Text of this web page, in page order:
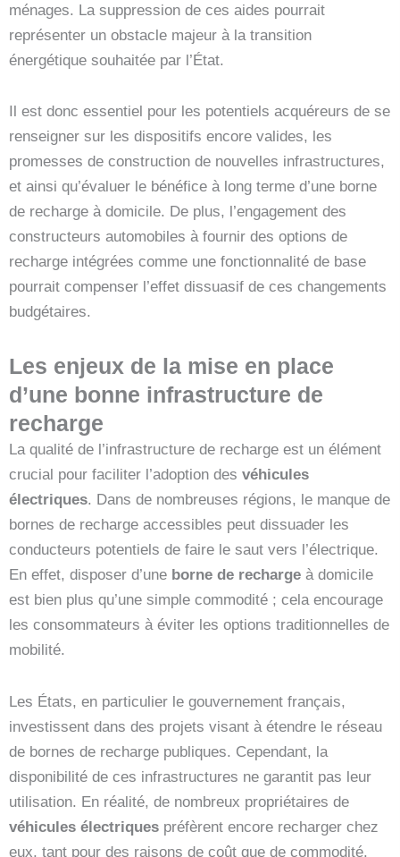
ménages. La suppression de ces aides pourrait
représenter un obstacle majeur à la transition
énergétique souhaitée par l’État.
Il est donc essentiel pour les potentiels acquéreurs de se
renseigner sur les dispositifs encore valides, les
promesses de construction de nouvelles infrastructures,
et ainsi qu’évaluer le bénéfice à long terme d’une borne
de recharge à domicile. De plus, l’engagement des
constructeurs automobiles à fournir des options de
recharge intégrées comme une fonctionnalité de base
pourrait compenser l’effet dissuasif de ces changements
budgétaires.
Les enjeux de la mise en place
d’une bonne infrastructure de
recharge
La qualité de l’infrastructure de recharge est un élément
crucial pour faciliter l’adoption des véhicules
électriques. Dans de nombreuses régions, le manque de
bornes de recharge accessibles peut dissuader les
conducteurs potentiels de faire le saut vers l’électrique.
En effet, disposer d’une borne de recharge à domicile
est bien plus qu’une simple commodité ; cela encourage
les consommateurs à éviter les options traditionnelles de
mobilité.
Les États, en particulier le gouvernement français,
investissent dans des projets visant à étendre le réseau
de bornes de recharge publiques. Cependant, la
disponibilité de ces infrastructures ne garantit pas leur
utilisation. En réalité, de nombreux propriétaires de
véhicules électriques préfèrent encore recharger chez
eux, tant pour des raisons de coût que de commodité.